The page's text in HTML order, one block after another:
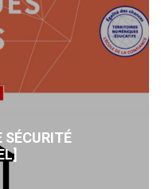
SÉCURITÉ